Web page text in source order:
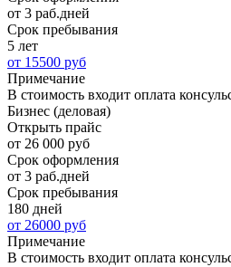
от 3 раб.дней
Срок пребывания
5 лет
от 15500 руб
Примечание
В стоимость входит оплата
Бизнес (деловая)
Открыть прайс
от 26 000 руб
Срок оформления
от 3 раб.дней
Срок пребывания
180 дней
от 26000 руб
Примечание
В стоимость входит оплата